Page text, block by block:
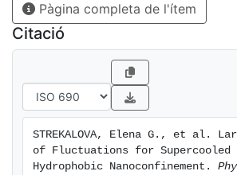
difficult.Pàgina completa de l'ítem
Citació
STREKALOVA, Elena G., et al.
of Fluctuations for Supercooled
Hydrophobic Nanoconfinement.